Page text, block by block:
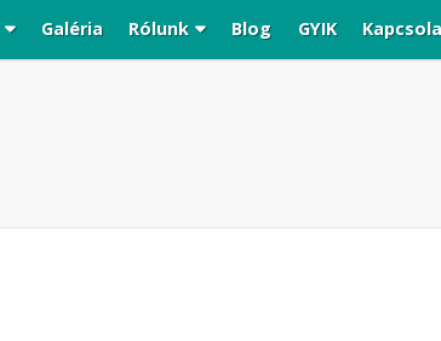
Galéria Rólunk Blog GYIK